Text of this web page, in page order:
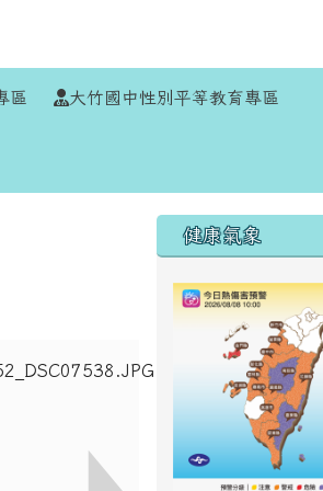
區 大竹國中性別平等教育專區
右邊區域
健康氣象